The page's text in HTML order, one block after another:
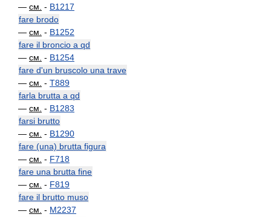
— см. - B1217
fare brodo
— см. - B1252
fare il broncio a qd
— см. - B1254
fare d'un bruscolo una trave
— см. - T889
farla brutta a qd
— см. - B1283
farsi brutto
— см. - B1290
fare (una) brutta figura
— см. - F718
fare una brutta fine
— см. - F819
fare il brutto muso
— см. - M2237